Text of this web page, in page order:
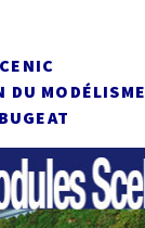
DU MODÉLISME